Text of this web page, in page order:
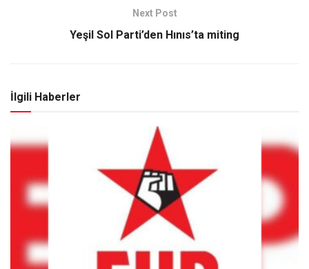
Next Post
Yeşil Sol Parti’den Hınıs’ta miting
İlgili Haberler